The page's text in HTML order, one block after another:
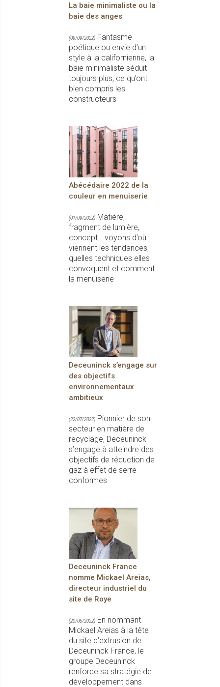
La baie minimaliste ou la
baie des anges
(09/09/2022) Fantasme
poétique ou envie d’un
style à la californienne, la
baie minimaliste séduit
toujours plus, ce qu’ont
bien compris les
constructeurs
Abécédaire 2022 de la
couleur en menuiserie
(01/09/2022) Matière,
fragment de lumière,
concept… voyons d’où
viennent les tendances,
quelles techniques elles
convoquent et comment
la menuiserie
Deceuninck s’engage sur
des objectifs
environnementaux
ambitieux
(22/07/2022) Pionnier de son
secteur en matière de
recyclage, Deceuninck
s’engage à atteindre des
objectifs de réduction de
gaz à effet de serre
conformes
Deceuninck France
nomme Mickael Areias,
directeur industriel du
site de Roye
(20/06/2022) En nommant
Mickael Areias à la tête
du site d’extrusion de
Deceuninck France, le
groupe Deceuninck
renforce sa stratégie de
développement dans